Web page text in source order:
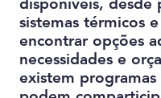
disponíveis, desde
sistemas térmicos
encontrar opções
necessidades e
existem